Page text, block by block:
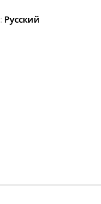
Русский